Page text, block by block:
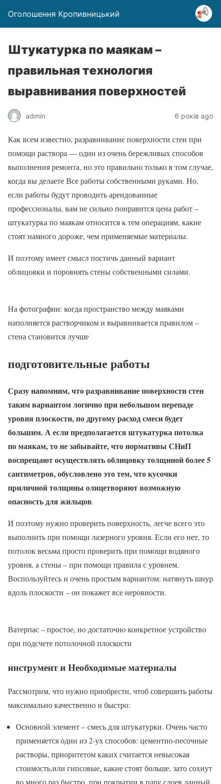
Оголошення Кропивницький
Штукатурка по маякам –
правильная технология
выравнивания поверхностей
admin 6 років ago
Как всем известно, разравнивание поверхности стен при
помощи раствора — один из очень бережливых способов
выполнения ремонта, но это правильно только в том случае,
когда вы делаете Все работы собственными руками. Но,
если работы будут проводить арендованные
профессионалы, вам не сильно понравится цена работ –
штукатурка по маякам относится к тем операциям, какие
стоят намного дороже, чем применяемые материалы.
И поэтому имеет смысл постичь данный вариант
облицовки и поровнять стены собственными силами.
На фотографии: когда пространство между маяками
наполняется растворчиком и выравнивается правилом –
стена становится лучше
подготовительные работы
Сразу напомним, что разравнивание поверхности стен
таким вариантом логично при небольшом перепаде
уровня плоскости, по другому расход смеси будет
большим. А если предполагается штукатурка потолка
по маякам, то не забывайте, что нормативы СНиП
воспрещают осуществлять облицовку толщиной более 5
сантиметров, обусловлено это тем, что кусочки
приличной толщины олицетворяют возможную
опасность для жильцов.
И поэтому нужно проверить поверхность, легче всего это
выполнить при помощи лазерного уровня. Если его нет, то
потолок весьма просто проверить при помощи водяного
уровня, а стены – при помощи правила с уровнем.
Воспользуйтесь и очень простым вариантом: натянуть шнур
вдоль плоскости – он покажет все неровности.
Ватерпас – простое, но достаточно конкретное устройство
при подсчете потолочной плоскости
инструмент и Необходимые материалы
Рассмотрим, что нужно приобрести, чтоб совершить работы
максимально качественно и быстро:
Основной элемент – смесь для штукатурки. Очень часто
применяется один из 2-ух способов: цементно-песочные
растворы, приоритетом каких считается невысокая
стоимость,или гипсовые, какие стоят больше, зато сохнут
во много раз быстро, при покрытии в пару слоев данный